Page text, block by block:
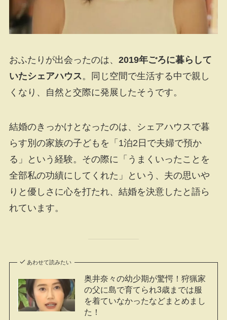
おふたりが出会ったのは、 2019年ごろに暮らして
いたシェアハウス。同じ空間で生活する中で親し
くなり、自然と交際に発展したそうです。
結婚のきっかけとなったのは、シェアハウスで暮
らす別の家族の子どもを「1泊2日で夫婦で預か
る」という経験。その際に「うまくいったことを
全部私の功績にしてくれた」という、夫の思いや
りと優しさに心を打たれ、結婚を決意したと語ら
れています。
あわせて読みたい
奥井奈々の幼少期が驚愕！狩猟家
の父に島で育てられ3歳までは服
を着ていなかったなどまとめまし
た！